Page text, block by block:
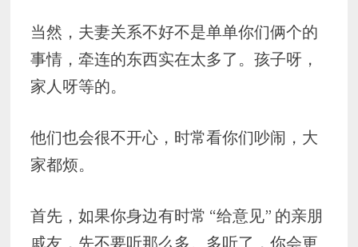
当然，夫妻关系不好不是单单你们俩个的
事情，牵连的东西实在太多了。孩子呀，
家人呀等的。
他们也会很不开心，时常看你们吵闹，大
家都烦。
首先，如果你身边有时常 “给意见” 的亲朋
戚友，先不要听那么多。多听了，你会更